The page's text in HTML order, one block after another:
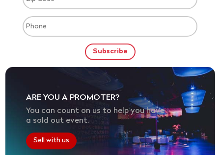
ARE YOU A PROMOTER?
You can count on us to help you have
a sold out event.
Sell with us